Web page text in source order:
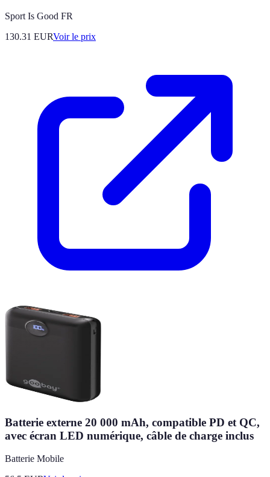
Sport Is Good FR
130.31 EURVoir le prix
Batterie externe 20 000 mAh, compatible PD et QC,
avec écran LED numérique, câble de charge inclus
Batterie Mobile